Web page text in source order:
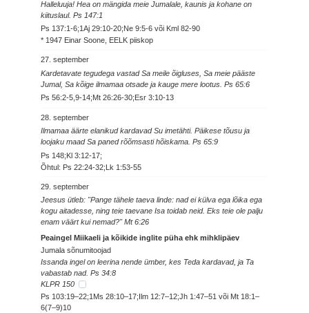
Halleluuja! Hea on mängida meie Jumalale, kaunis ja kohane on
kiituslaul. Ps 147:1
Ps 137:1-6;1Aj 29:10-20;Ne 9:5-6 või Kml 82-90
* 1947 Einar Soone, EELK piiskop
27. september
Kardetavate tegudega vastad Sa meile õigluses, Sa meie pääste
Jumal, Sa kõige ilmamaa otsade ja kauge mere lootus. Ps 65:6
Ps 56:2-5,9-14;Mt 26:26-30;Esr 3:10-13
28. september
Ilmamaa äärte elanikud kardavad Su imetähti. Päikese tõusu ja
loojaku maad Sa paned rõõmsasti hõiskama. Ps 65:9
Ps 148;Kl 3:12-17;
Õhtul: Ps 22:24-32;Lk 1:53-55
29. september
Jeesus ütleb: "Pange tähele taeva linde: nad ei külva ega lõika ega
kogu aitadesse, ning teie taevane Isa toidab neid. Eks teie ole palju
enam väärt kui nemad?" Mt 6:26
Peaingel Miikaeli ja kõikide inglite püha ehk mihklipäev
Jumala sõnumitoojad
Issanda ingel on leerina nende ümber, kes Teda kardavad, ja Ta
vabastab nad. Ps 34:8
KLPR 150
Ps 103:19–22;1Ms 28:10–17;Ilm 12:7–12;Jh 1:47–51 või Mt 18:1–
6(7–9)10